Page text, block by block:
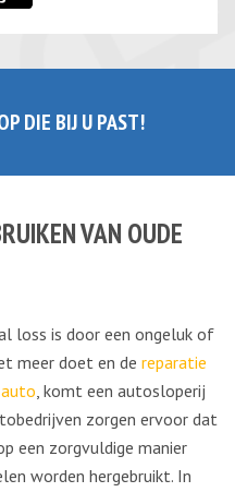
DIE BIJ U PAST!
VAN OUDE
loss is door een ongeluk of
meer doet en de reparatie
, komt een autosloperij
zorgen ervoor dat
een zorgvuldige manier
worden hergebruikt. In